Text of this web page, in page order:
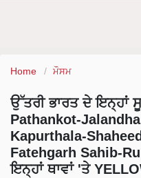
Home ਮੌਸਮ
ਉੱਤਰੀ ਭਾਰਤ ਦੇ ਇਨ੍ਹਾਂ
Pathankot-
Kapurthala-
Fatehgarh Sahib-
ਇਨ੍ਹਾਂ ਥਾਵਾਂ 'ਤੇ